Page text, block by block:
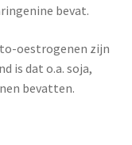
bevat.
oestrogenen zijn
is dat o.a. soja,
bevatten.